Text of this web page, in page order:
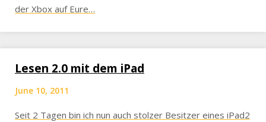
der Xbox auf Eure…
Lesen 2.0 mit dem iPad
June 10, 2011
Seit 2 Tagen bin ich nun auch stolzer Besitzer eines iPad2